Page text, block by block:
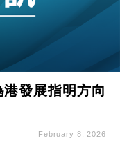
發展指明方向
February 8, 2026